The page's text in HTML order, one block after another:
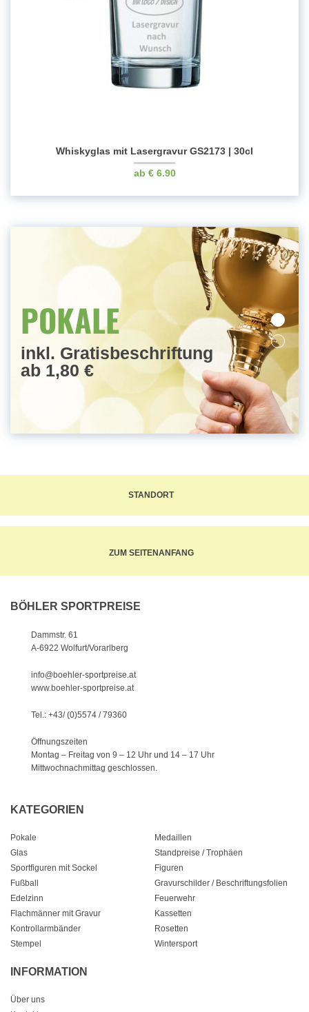
Whiskyglas mit Lasergravur GS2173 | 30cl
€6.90
POKALE
inkl. Gratisbeschriftung
ab 1,80 €
MEDAILLEN
STANDORT
ZUM SEITENANFANG
BÖHLER SPORTPREISE
Dammstr. 61
A-6922 Wolfurt/Vorarlberg
info@boehler-sportpreise.at
www.boehler-sportpreise.at
Tel.: +43/ (0)5574 / 79360
Öffnungszeiten
Montag – Freitag von 9 – 12 Uhr und 14 – 17 Uhr
Mittwochnachmittag geschlossen.
KATEGORIEN
Pokale
Medaillen
Glas
Standpreise / Trophäen
Sportfiguren mit Sockel
Figuren
Fußball
Gravurschilder / Beschriftungsfolien
Edelzinn
Feuerwehr
Flachmänner mit Gravur
Kassetten
Kontrollarmbänder
Rosetten
Stempel
Wintersport
INFORMATION
Über uns